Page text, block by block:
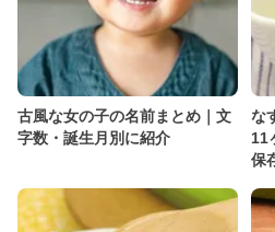
古風な女の子の名前まとめ｜文
字数・誕生月別に紹介
な
11
保